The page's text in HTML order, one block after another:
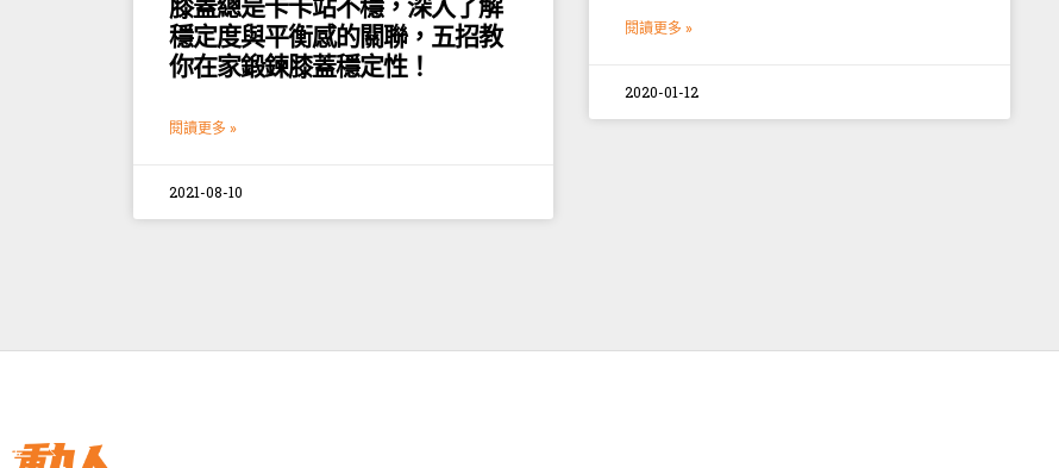
膝蓋總是卡卡站不穩，深入了解
穩定度與平衡感的關聯，五招教
你在家鍛鍊膝蓋穩定性！
閱讀更多 »
2021-08-10
閱讀更多 »
2020-01-12